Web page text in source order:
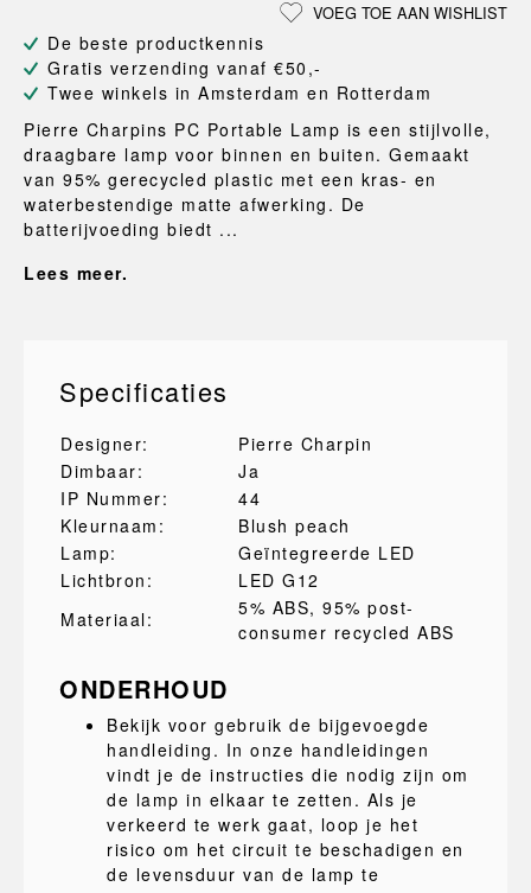
VOEG TOE AAN WISHLIST
De beste productkennis
Gratis verzending vanaf €50,-
Twee winkels in Amsterdam en Rotterdam
Pierre Charpins PC Portable Lamp is een stijlvolle,
draagbare lamp voor binnen en buiten. Gemaakt
van 95% gerecycled plastic met een kras- en
waterbestendige matte afwerking. De
batterijvoeding biedt ...
Lees meer.
Specificaties
Designer:
Pierre Charpin
Dimbaar:
Ja
IP Nummer:
44
Kleurnaam:
Blush peach
Lamp:
Geïntegreerde LED
Lichtbron:
LED G12
Materiaal:
5% ABS, 95% post-
consumer recycled ABS
ONDERHOUD
Bekijk voor gebruik de bijgevoegde
handleiding. In onze handleidingen
vindt je de instructies die nodig zijn om
de lamp in elkaar te zetten. Als je
verkeerd te werk gaat, loop je het
risico om het circuit te beschadigen en
de levensduur van de lamp te